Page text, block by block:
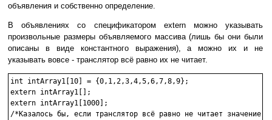
объявления и собственно определение.
В объявлениях со спецификатором extern можно указывать
произвольные размеры объявляемого массива (лишь бы они были
описаны в виде константного выражения), а можно их и не
указывать вовсе - транслятор всё равно их не читает.
int intArray1[10] = {0,1,2,3,4,5,6,7,8,9};
extern intArray1[];
extern intArray1[1000];
/*Казалось бы, если транслятор всё равно не читает значение